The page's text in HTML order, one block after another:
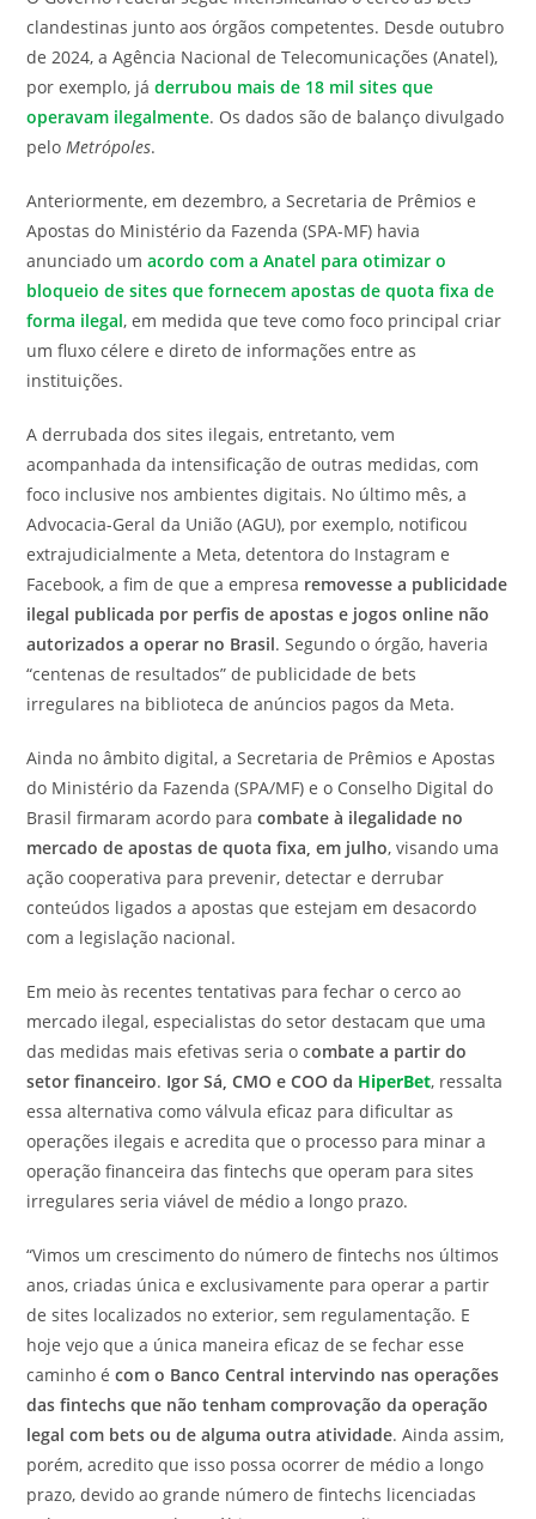
clandestinas junto aos órgãos competentes. Desde outubro
de 2024, a Agência Nacional de Telecomunicações (Anatel),
por exemplo, jáderrubou mais de 18 mil sites que
operavam ilegalmente. Os dados são de balanço divulgado
peloMetrópoles.
Anteriormente, em dezembro, a Secretaria de Prêmios e
Apostas do Ministério da Fazenda (SPA-MF) havia
anunciado um acordo com a Anatel para otimizar o
bloqueio de sites que fornecem apostas de quota fixa de
forma ilegal, em medida que teve como foco principal criar
um fluxo célere e direto de informações entre as
instituições.
A derrubada dos sites ilegais, entretanto, vem
acompanhada da intensificação de outras medidas, com
foco inclusive nos ambientes digitais. No último mês, a
Advocacia-Geral da União (AGU), por exemplo, notificou
extrajudicialmente a Meta, detentora do Instagram e
Facebook, a fim de que a empresa removesse a publicidade
ilegal publicada por perfis de apostas e jogos online não
autorizados a operar no Brasil. Segundo o órgão, haveria
“centenas de resultados” de publicidade de bets
irregulares na biblioteca de anúncios pagos da Meta.
Ainda no âmbito digital, a Secretaria de Prêmios e Apostas
do Ministério da Fazenda (SPA/MF) e o Conselho Digital do
Brasil firmaram acordo paracombate à ilegalidade no
mercado de apostas de quota fixa, em julho, visando uma
ação cooperativa para prevenir, detectar e derrubar
conteúdos ligados a apostas que estejam em desacordo
com a legislação nacional.
Em meio às recentes tentativas para fechar o cerco ao
mercado ilegal, especialistas do setor destacam que uma
das medidas mais efetivas seria o combate a partir do
setor financeiro. Igor Sá, CMO e COO da HiperBet, ressalta
essa alternativa como válvula eficaz para dificultar as
operações ilegais e acredita que o processo para minar a
operação financeira das fintechs que operam para sites
irregulares seria viável de médio a longo prazo.
“Vimos um crescimento do número de fintechs nos últimos
anos, criadas única e exclusivamente para operar a partir
de sites localizados no exterior, sem regulamentação. E
hoje vejo que a única maneira eficaz de se fechar esse
caminho écom o Banco Central intervindo nas operações
das fintechs que não tenham comprovação da operação
legal com bets ou de alguma outra atividade. Ainda assim,
porém, acredito que isso possa ocorrer de médio a longo
prazo, devido ao grande número de fintechs licenciadas